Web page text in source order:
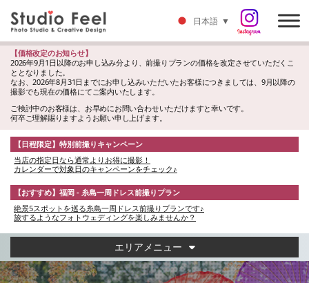
【価格改定のお知らせ】
2026年9月1日以降のお申し込み分より、前撮りプランの価格を改定させていただくこ
ととなりました。
なお、2026年8月31日までにお申し込みいただいたお客様につきましては、9月以降の
撮影でも現在の価格にてご案内いたします。
ご検討中のお客様は、お早めにお問い合わせいただけますと幸いです。
何卒ご理解賜りますようお願い申し上げます。
【日程限定】特別前撮りキャンペーン
当店の指定日なら通常よりお得に撮影！
カレンダーで対象日のキャンペーンをチェック♪
【おすすめ】福岡 - 糸島一周ドレス前撮りプラン
絶景5スポットを巡る糸島一周ドレス前撮りプランです♪
旅するようなフォトウェディングを楽しみませんか？
エリアメニュー
日本語 ▼